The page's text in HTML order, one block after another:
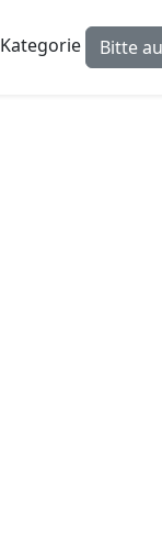
Kategorie Bitte